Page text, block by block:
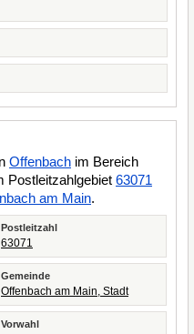
Offenbach im Bereich
Postleitzahlgebiet 63071
am Main.
Postleitzahl
63071
Gemeinde
Offenbach am Main, Stadt
Vorwahl